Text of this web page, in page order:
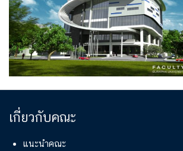
เกี่ยวกับคณะ
แนะนำคณะ